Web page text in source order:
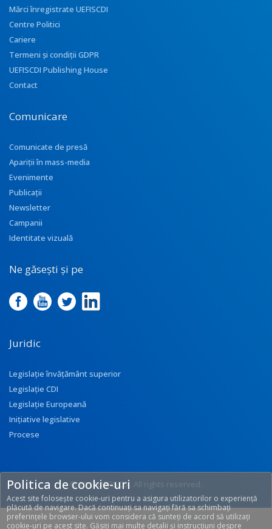
Mărci înregistrate UEFISCDI
Centre Politici
Cariere
Termeni și condiții GDPR
UEFISCDI Publishing House
Contact
Comunicare
Comunicate de presă
Apariţii în mass-media
Evenimente
Publicații
Newsletter
Campanii
Identitate vizuală
Ne găsești și pe
Juridic
Legislație învățământ superior
Legislație CDI
Legislație Europeană
Inițiative legislative
Procese
© 2017 UEFISCDI. All rights reserved.
[T: 0.2874, O: 113]
Politica de cookie-uri
Acest site folosește cookie-uri pentru a asigura utilizatorilor o experiență
plăcută de navigare. Dacă continuați sa navigați fără sa schimbați
preferințele browser-ului vom considera că sunteți de acord să utilizați
cookie-uri pe acest site. Găsiți mai multe detalii și instrucțiuni despre